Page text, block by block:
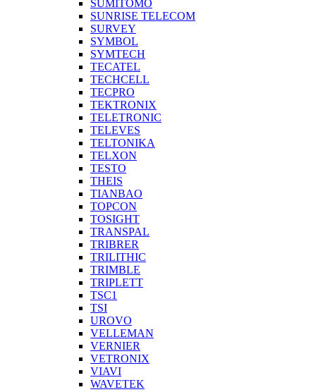
SUMITOMO
SUNRISE TELECOM
SURVEY
SYMBOL
SYMTECH
TECATEL
TECHCELL
TECPRO
TEKTRONIX
TELETRONIC
TELEVES
TELTONIKA
TELXON
TESTO
THEIS
TIANBAO
TOPCON
TOSIGHT
TRANSPAL
TRIBRER
TRILITHIC
TRIMBLE
TRIPLETT
TSC1
TSI
UROVO
VELLEMAN
VERNIER
VETRONIX
VIAVI
WAVETEK